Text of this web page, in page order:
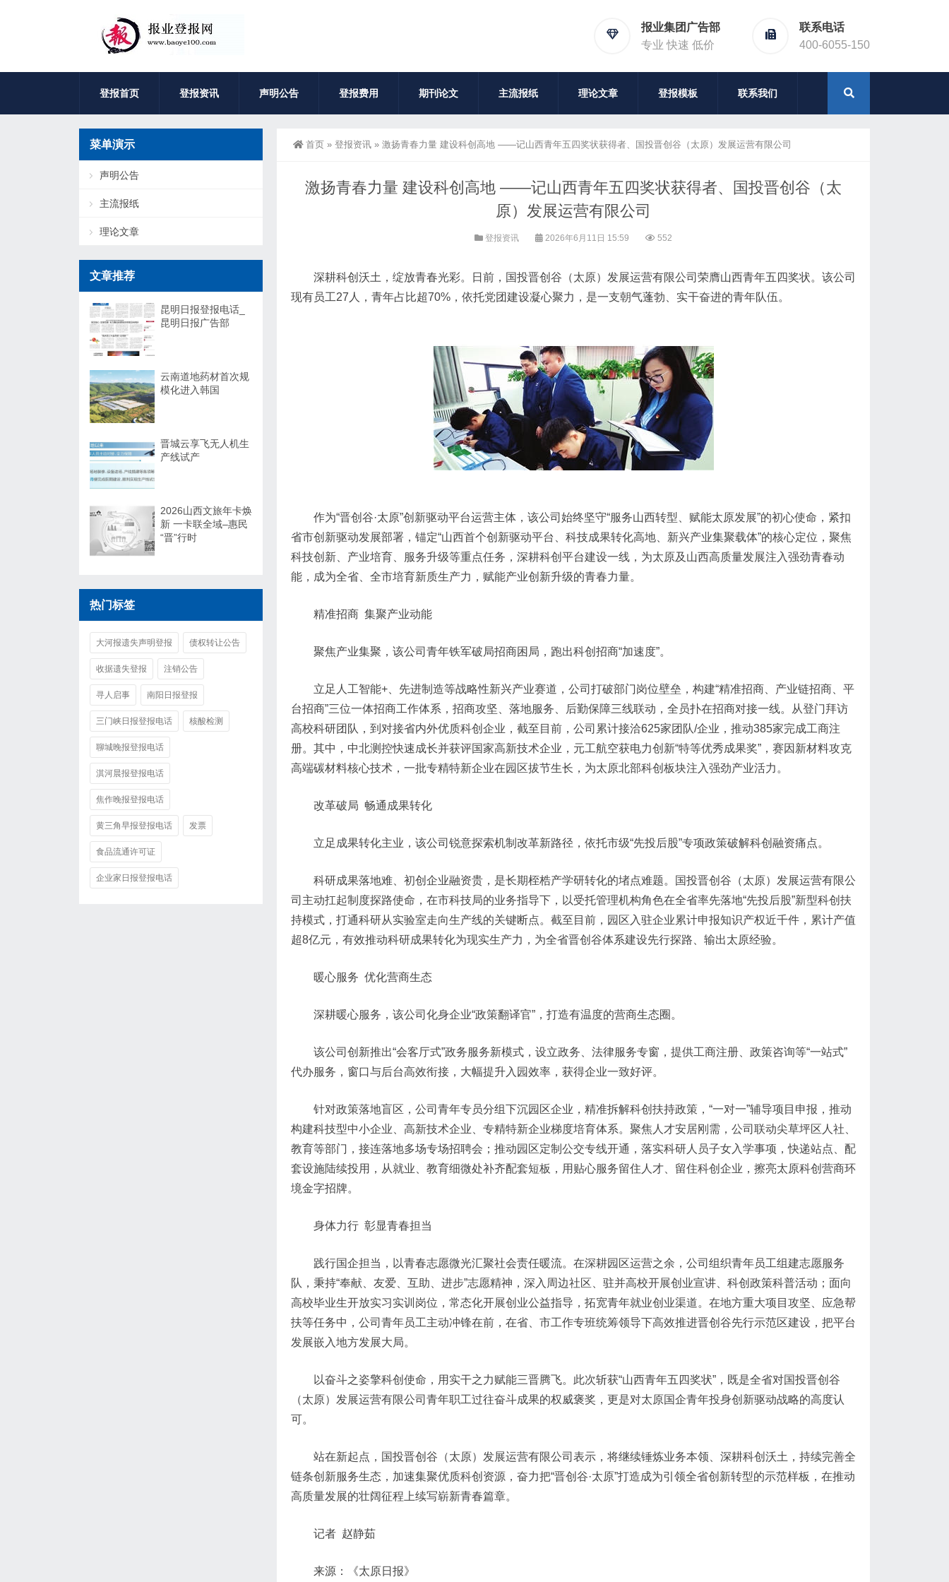
报业集团广告部
专业 快速 低价
联系电话
400-6055-150
登报首页 登报资讯 声明公告 登报费用 期刊论文 主流报纸 理论文章 登报模板 联系我们
首页 » 登报资讯 » 激扬青春力量 建设科创高地 ——记山西青年五四奖状获得者、国投晋创谷（太原）发展运营有限公司
激扬青春力量 建设科创高地 ——记山西青年五四奖状获得者、国投晋创谷（太
原）发展运营有限公司
登报资讯 2026年6月11日 15:59 552
深耕科创沃土，绽放青春光彩。日前，国投晋创谷（太原）发展运营有限公司荣膺山西青年五四奖状。该公司
现有员工27人，青年占比超70%，依托党团建设凝心聚力，是一支朝气蓬勃、实干奋进的青年队伍。
作为“晋创谷·太原”创新驱动平台运营主体，该公司始终坚守“服务山西转型、赋能太原发展”的初心使命，紧扣
省市创新驱动发展部署，锚定“山西首个创新驱动平台、科技成果转化高地、新兴产业集聚载体”的核心定位，聚焦
科技创新、产业培育、服务升级等重点任务，深耕科创平台建设一线，为太原及山西高质量发展注入强劲青春动
能，成为全省、全市培育新质生产力，赋能产业创新升级的青春力量。
精准招商 集聚产业动能
聚焦产业集聚，该公司青年铁军破局招商困局，跑出科创招商“加速度”。
立足人工智能+、先进制造等战略性新兴产业赛道，公司打破部门岗位壁垒，构建“精准招商、产业链招商、平
台招商”三位一体招商工作体系，招商攻坚、落地服务、后勤保障三线联动，全员扑在招商对接一线。从登门拜访
高校科研团队，到对接省内外优质科创企业，截至目前，公司累计接洽625家团队/企业，推动385家完成工商注
册。其中，中北测控快速成长并获评国家高新技术企业，元工航空获电力创新“特等优秀成果奖”，赛因新材料攻克
高端碳材料核心技术，一批专精特新企业在园区拔节生长，为太原北部科创板块注入强劲产业活力。
改革破局 畅通成果转化
立足成果转化主业，该公司锐意探索机制改革新路径，依托市级“先投后股”专项政策破解科创融资痛点。
科研成果落地难、初创企业融资贵，是长期桎梏产学研转化的堵点难题。国投晋创谷（太原）发展运营有限公
司主动扛起制度探路使命，在市科技局的业务指导下，以受托管理机构角色在全省率先落地“先投后股”新型科创扶
持模式，打通科研从实验室走向生产线的关键断点。截至目前，园区入驻企业累计申报知识产权近千件，累计产值
超8亿元，有效推动科研成果转化为现实生产力，为全省晋创谷体系建设先行探路、输出太原经验。
暖心服务 优化营商生态
深耕暖心服务，该公司化身企业“政策翻译官”，打造有温度的营商生态圈。
该公司创新推出“会客厅式”政务服务新模式，设立政务、法律服务专窗，提供工商注册、政策咨询等“一站式”
代办服务，窗口与后台高效衔接，大幅提升入园效率，获得企业一致好评。
针对政策落地盲区，公司青年专员分组下沉园区企业，精准拆解科创扶持政策，“一对一”辅导项目申报，推动
构建科技型中小企业、高新技术企业、专精特新企业梯度培育体系。聚焦人才安居刚需，公司联动尖草坪区人社、
教育等部门，接连落地多场专场招聘会；推动园区定制公交专线开通，落实科研人员子女入学事项，快递站点、配
套设施陆续投用，从就业、教育细微处补齐配套短板，用贴心服务留住人才、留住科创企业，擦亮太原科创营商环
境金字招牌。
身体力行 彰显青春担当
践行国企担当，以青春志愿微光汇聚社会责任暖流。在深耕园区运营之余，公司组织青年员工组建志愿服务
队，秉持“奉献、友爱、互助、进步”志愿精神，深入周边社区、驻并高校开展创业宣讲、科创政策科普活动；面向
高校毕业生开放实习实训岗位，常态化开展创业公益指导，拓宽青年就业创业渠道。在地方重大项目攻坚、应急帮
扶等任务中，公司青年员工主动冲锋在前，在省、市工作专班统筹领导下高效推进晋创谷先行示范区建设，把平台
发展嵌入地方发展大局。
以奋斗之姿擎科创使命，用实干之力赋能三晋腾飞。此次斩获“山西青年五四奖状”，既是全省对国投晋创谷
（太原）发展运营有限公司青年职工过往奋斗成果的权威褒奖，更是对太原国企青年投身创新驱动战略的高度认
可。
站在新起点，国投晋创谷（太原）发展运营有限公司表示，将继续锤炼业务本领、深耕科创沃土，持续完善全
链条创新服务生态，加速集聚优质科创资源，奋力把“晋创谷·太原”打造成为引领全省创新转型的示范样板，在推动
高质量发展的壮阔征程上续写崭新青春篇章。
记者 赵静茹
来源：《太原日报》
菜单演示
声明公告
主流报纸
理论文章
文章推荐
昆明日报登报电话_
昆明日报广告部
云南道地药材首次规
模化进入韩国
晋城云享飞无人机生
产线试产
2026山西文旅年卡焕
新 一卡联全域–惠民
“晋”行时
热门标签
大河报遗失声明登报 债权转让公告
收据遗失登报 注销公告
寻人启事 南阳日报登报
三门峡日报登报电话 核酸检测
聊城晚报登报电话
淇河晨报登报电话
焦作晚报登报电话
黄三角早报登报电话 发票
食品流通许可证
企业家日报登报电话